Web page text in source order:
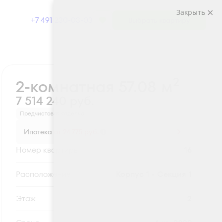
+7 491 230-03-03
2-комнатная 57.08 м
7 514 240 руб.
Предчистовая отделка
Ипотека
Номер квартиры
Секция
Этаж
Закрыть